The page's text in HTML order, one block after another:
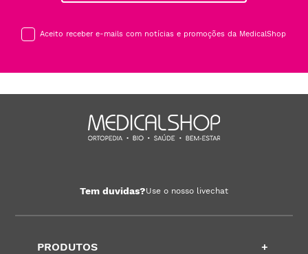
Aceito receber e-mails com notícias e promoções da MedicalShop
Tem duvidas?Use o nosso livechat
PRODUTOS +